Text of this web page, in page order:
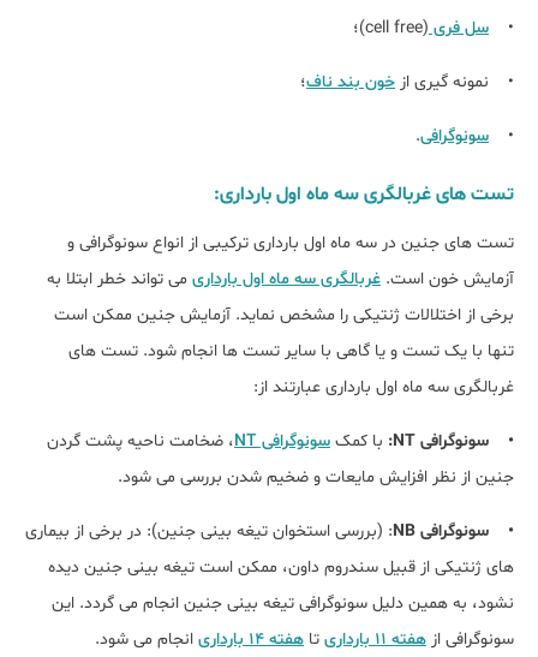
• سل فری (cell free)؛
• نمونه گیری از خون بند ناف؛
• سونوگرافی.
تست های غربالگری سه ماه اول بارداری:
تست های جنین در سه ماه اول بارداری ترکیبی از انواع سونوگرافی و
آزمایش خون است. غربالگری سه ماه اول بارداری می تواند خطر ابتلا به
برخی از اختلالات ژنتیکی را مشخص نماید. آزمایش جنین ممکن است
تنها با یک تست و یا گاهی با سایر تست ها انجام شود. تست های
غربالگری سه ماه اول بارداری عبارتند از:
• سونوگرافی NT: با کمک سونوگرافی NT
، ضخامت ناحیه پشت گردن
جنین از نظر افزایش مایعات و ضخیم شدن بررسی می شود.
• سونوگرافی NB
: (بررسی استخوان تیغه بینی جنین): در برخی از بیماری
های ژنتیکی از قبیل سندروم داون، ممکن است تیغه بینی جنین دیده
نشود، به همین دلیل سونوگرافی تیغه بینی جنین انجام می گردد. این
سونوگرافی از هفته 11 بارداری تا هفته 14 بارداری انجام می شود.